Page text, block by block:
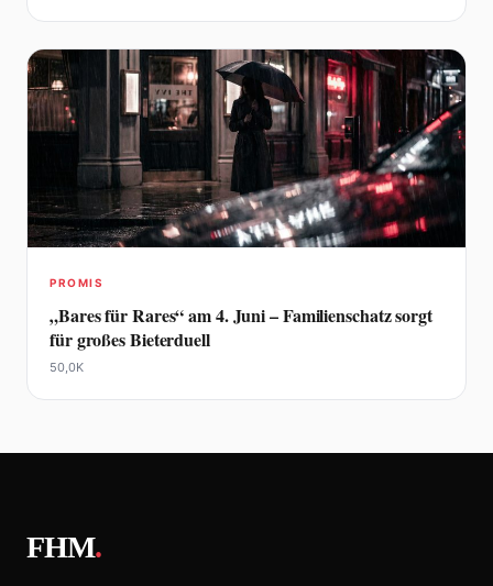
PROMIS
„Bares für Rares“ am 4. Juni – Familienschatz sorgt
für großes Bieterduell
50,0K
FHM.